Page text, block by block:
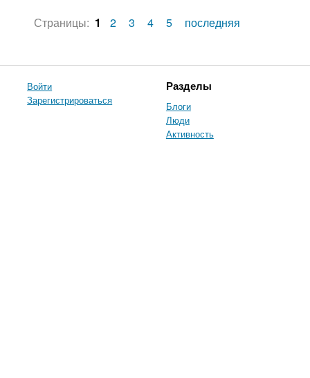
Страницы: 1 2 3 4 5 последняя
Войти
Зарегистрироваться
Разделы
Блоги
Люди
Активность